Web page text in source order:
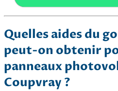
Quelles aides du
peut-on obtenir
panneaux
Coupvray ?